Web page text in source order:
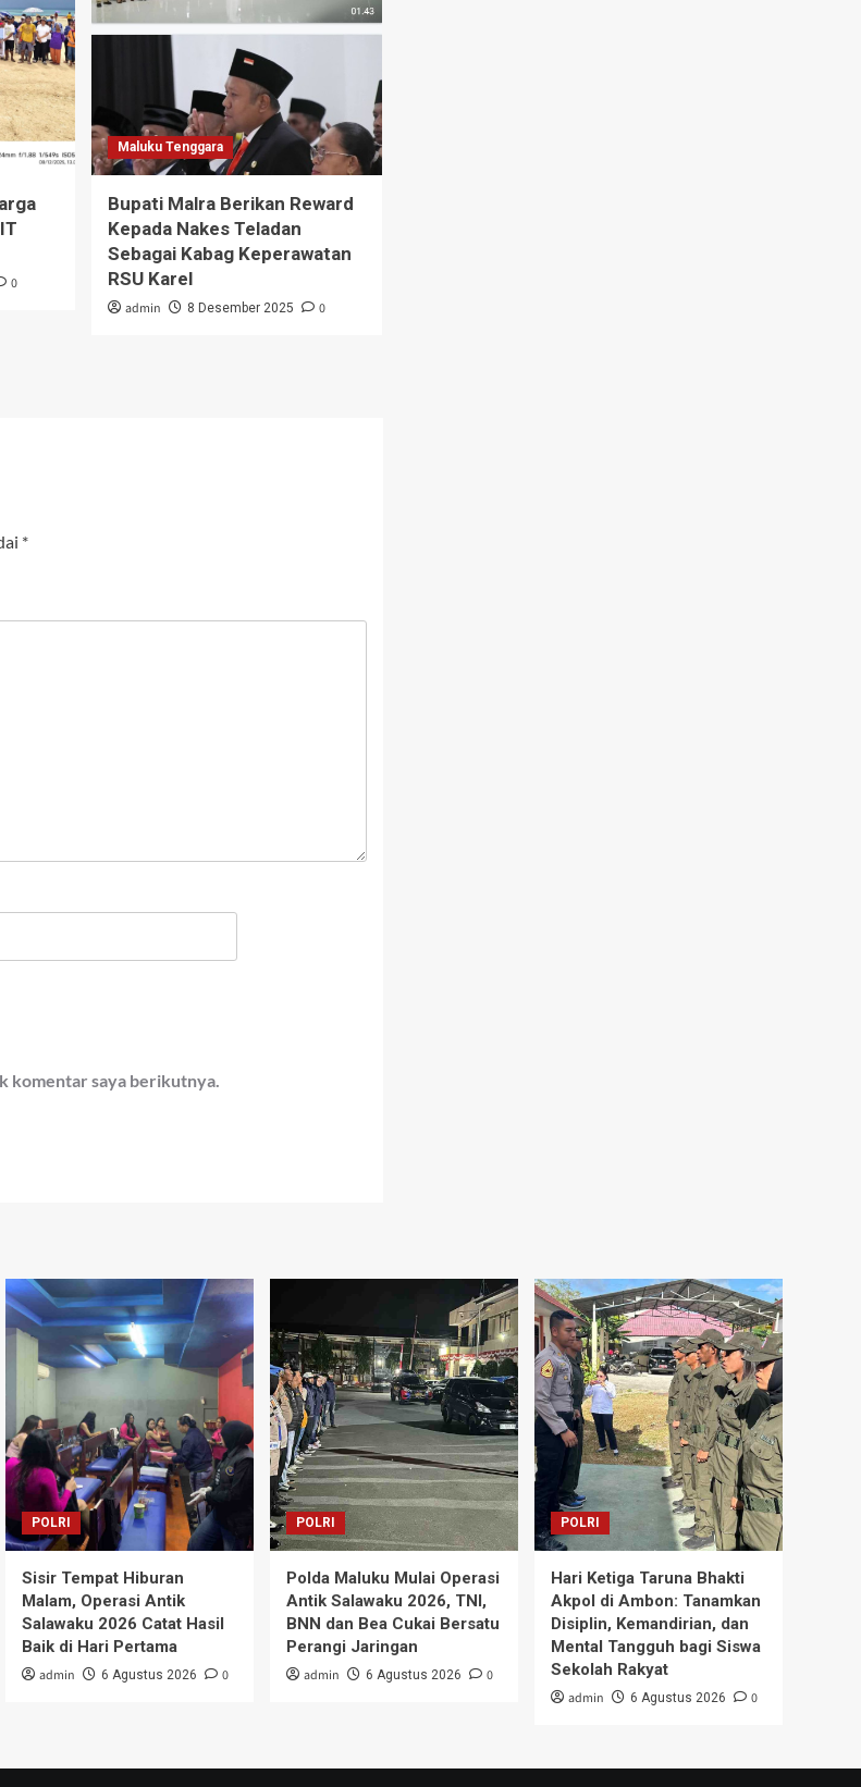
0
Maluku Tenggara
Bupati Malra Berikan Reward
Kepada Nakes Teladan
Sebagai Kabag Keperawatan
RSU Karel
admin 8 Desember 2025 0
*
komentar saya berikutnya.
POLRI
Sisir Tempat Hiburan
Malam, Operasi Antik
Salawaku 2026 Catat Hasil
Baik di Hari Pertama
admin 6 Agustus 2026 0
POLRI
Polda Maluku Mulai Operasi
Antik Salawaku 2026, TNI,
BNN dan Bea Cukai Bersatu
Perangi Jaringan
admin 6 Agustus 2026 0
POLRI
Hari Ketiga Taruna Bhakti
Akpol di Ambon: Tanamkan
Disiplin, Kemandirian, dan
Mental Tangguh bagi Siswa
Sekolah Rakyat
admin 6 Agustus 2026 0